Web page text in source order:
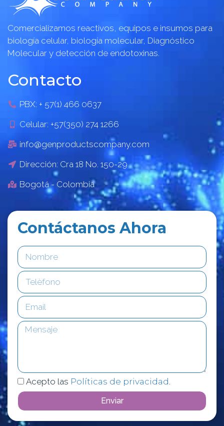
Comercializamos reactivos, equipos e insumos para
biología celular, biología molecular, Diagnóstico
Molecular y detección de endotoxinas.
Contacto
PBX: + 57(1) 466 0637
Celular: +57(350) 274 1266
info@genproductscompany.com
Dirección: Cra 18 No. 150-29
Bogotá - Colombia
Contáctanos Ahora
Acepto las Políticas de privacidad.
Enviar